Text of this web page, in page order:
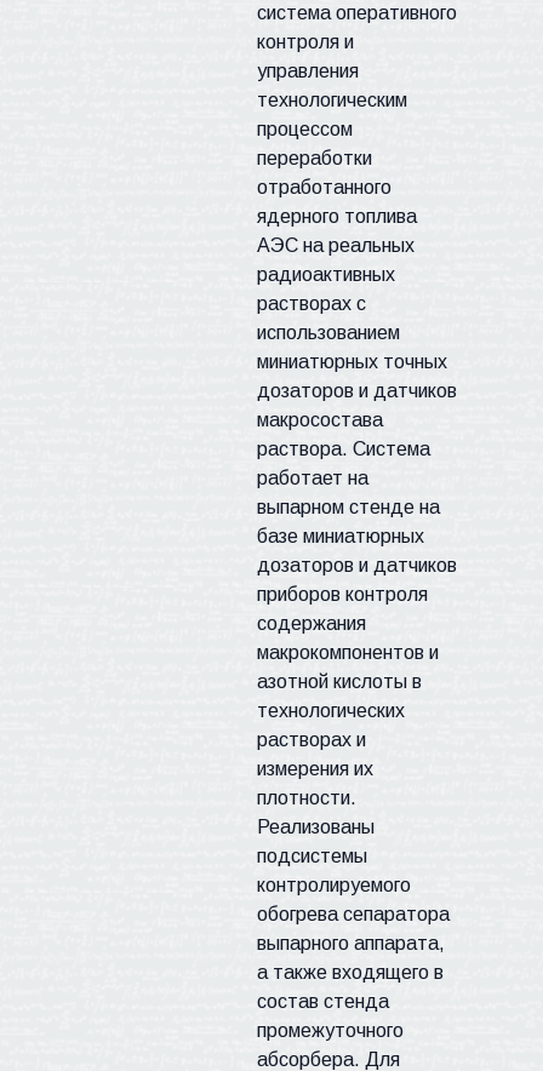
система оперативного
контроля и
управления
технологическим
процессом
переработки
отработанного
ядерного топлива
АЭС на реальных
радиоактивных
растворах с
использованием
миниатюрных точных
дозаторов и датчиков
макросостава
раствора. Система
работает на
выпарном стендена
базе миниатюрных
дозаторов и датчиков
приборов контроля
содержания
макрокомпонентов и
азотной кислоты в
технологических
растворах и
измерения их
плотности.
Реализованы
подсистемы
контролируемого
обогрева сепаратора
выпарного аппарата,
а также входящего в
состав стенда
промежуточного
абсорбера. Для